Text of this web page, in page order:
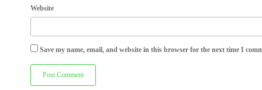
Website
Save my name, email, and website in this browser for the next time I